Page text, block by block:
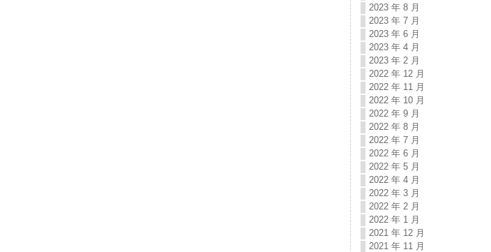
2023 年 8 月
2023 年 7 月
2023 年 6 月
2023 年 4 月
2023 年 2 月
2022 年 12 月
2022 年 11 月
2022 年 10 月
2022 年 9 月
2022 年 8 月
2022 年 7 月
2022 年 6 月
2022 年 5 月
2022 年 4 月
2022 年 3 月
2022 年 2 月
2022 年 1 月
2021 年 12 月
2021 年 11 月